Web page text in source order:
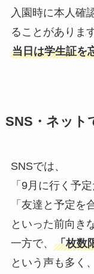
入園時に本人確
ることがあります
当日は学生証を
SNS・ネット
SNSでは、
「9月に行く予
「友達と予定を
といった前向き
一方で、 「枚数
という声も多く、